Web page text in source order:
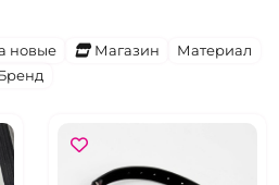
новые Магазин
Материал